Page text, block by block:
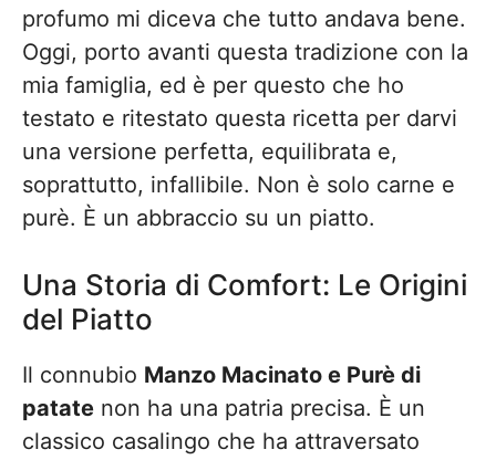
profumo mi diceva che tutto andava bene.
Oggi, porto avanti questa tradizione con la
mia famiglia, ed è per questo che ho
testato e ritestato questa ricetta per darvi
una versione perfetta, equilibrata e,
soprattutto, infallibile. Non è solo carne e
purè. È un abbraccio su un piatto.
Una Storia di Comfort: Le Origini
del Piatto
Il connubio Manzo Macinato e Purè di
patate non ha una patria precisa. È un
classico casalingo che ha attraversato